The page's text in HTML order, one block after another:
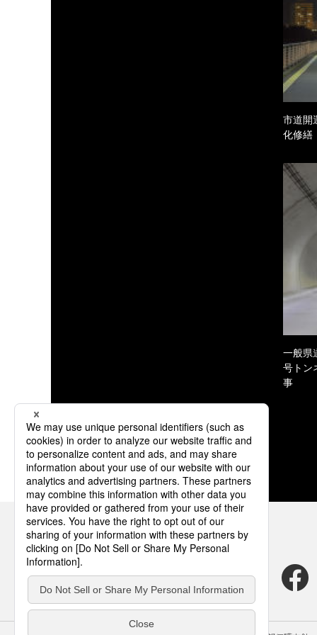
市道開
化修繕
一般県
号トン
事